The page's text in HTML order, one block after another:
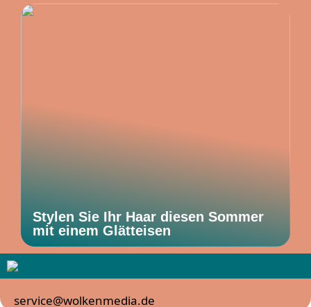
Stylen Sie Ihr Haar diesen Sommer
mit einem Glätteisen
service@wolkenmedia.de